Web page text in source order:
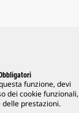
funzione, devi
dei cookie funzionali,
prestazioni.